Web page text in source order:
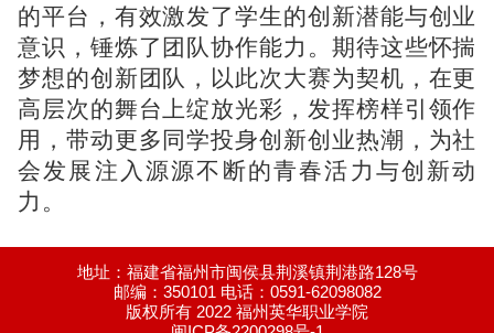
的平台，有效激发了学生的创新潜能与创业
意识，锤炼了团队协作能力。期待这些怀揣
梦想的创新团队，以此次大赛为契机，在更
高层次的舞台上绽放光彩，发挥榜样引领作
用，带动更多同学投身创新创业热潮，为社
会发展注入源源不断的青春活力与创新动
力。
地址：福建省福州市闽侯县荆溪镇荆港路128号
邮编：350101 电话：0591-62098082
版权所有 2022 福州英华职业学院